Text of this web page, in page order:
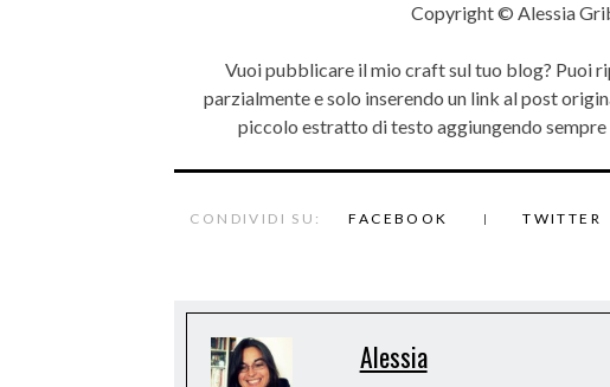
Copyright © Alessia
Vuoi pubblicare il mio craft sul tuo blog? Puoi
parzialmente e solo inserendo un link al post
piccolo estratto di testo aggiungendo
CONDIVIDI SU: FACEBOOK TWITTER
Alessia